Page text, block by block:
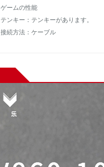
ゲームの性能
テンキー：テンキーがあります。
接続方法：ケーブル